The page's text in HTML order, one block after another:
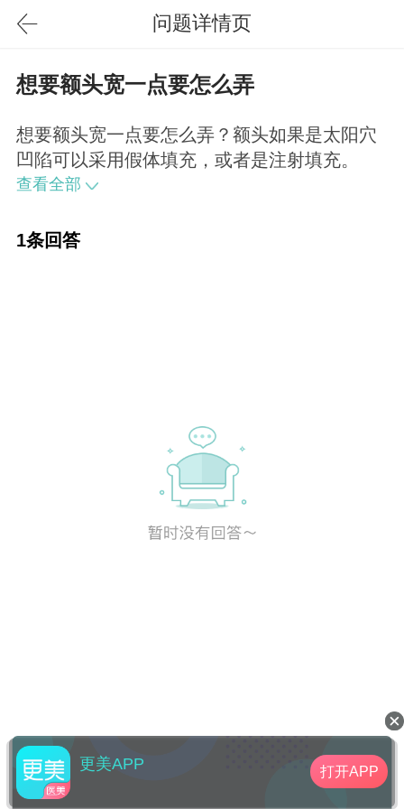
问题详情页
想要额头宽一点要怎么弄
想要额头宽一点要怎么弄？额头如果是太阳穴
凹陷可以采用假体填充，或者是注射填充。
查看全部
1条回答
更美APP 打开APP